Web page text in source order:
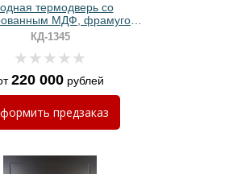
термодверь со
МДФ, фрамугой,
ковкой и стеклом
КД-1345
220 000рублей
предзаказ